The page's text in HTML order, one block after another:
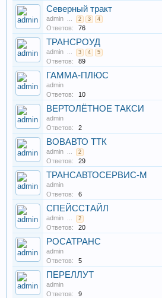
Северный тракт
admin ... 2 3 4
Ответов: 76
ТРАНСРОУД
admin ... 3 4 5
Ответов: 89
ГАММА-ПЛЮС
admin
Ответов:
10
ВЕРТОЛЁТНОЕ ТАКСИ
admin
Ответов:
2
ВОВАВТО ТТК
admin ... 2
Ответов: 29
ТРАНСАВТОСЕРВИС-М
admin
Ответов:
6
СПЕЙССТАЙЛ
admin ... 2
Ответов: 20
РОСАТРАНС
admin
Ответов:
5
ПЕРЕЛЛУТ
admin
Ответов:
9